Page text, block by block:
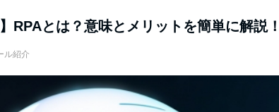
RPAとは？意味とメリットを簡単に解説！
ル紹介